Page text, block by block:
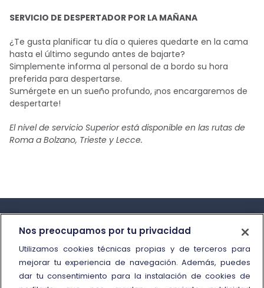
SERVICIO DE DESPERTADOR POR LA MAÑANA
¿Te gusta planificar tu día o quieres quedarte en la cama
hasta el último segundo antes de bajarte?
Simplemente informa al personal de a bordo su hora
preferida para despertarse.
Sumérgete en un sueño profundo, ¡nos encargaremos de
despertarte!
El nivel de servicio Superior está disponible en las rutas de
Roma a Bolzano, Trieste y Lecce.
Información y contacto
Nos preocupamos por tu privacidad
Utilizamos cookies técnicas propias y de terceros para
mejorar tu experiencia de navegación. Además, puedes
dar tu consentimiento para la instalación de cookies de